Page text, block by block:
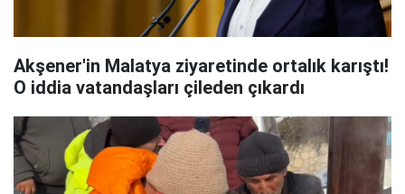
Akşener'in Malatya ziyaretinde ortalık karıştı!
O iddia vatandaşları çileden çıkardı